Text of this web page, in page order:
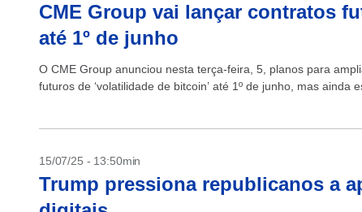
CME Group vai lançar contratos
até 1º de junho
O CME Group anunciou nesta terça-feira, 5, planos para
futuros de ‘volatilidade de bitcoin’ até 1º de junho, mas ainda
15/07/25 - 13:50min
Trump pressiona republicanos a